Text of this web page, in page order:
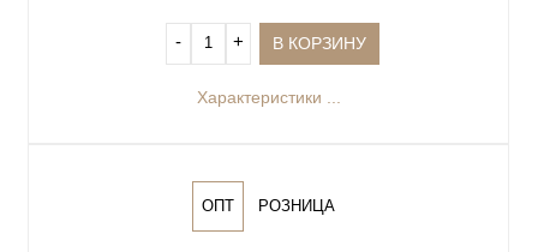
‐ + В КОРЗИНУ
Характеристики ...
ОПТ РОЗНИЦА